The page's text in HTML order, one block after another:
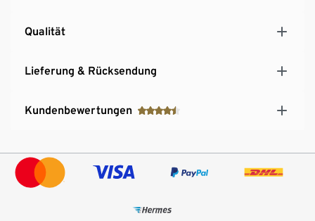
Qualität
Lieferung & Rücksendung
Kundenbewertungen